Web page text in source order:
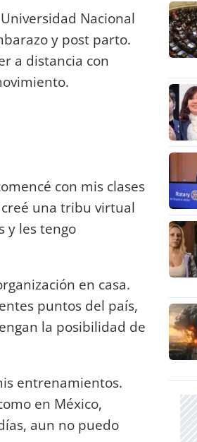
Nacional
y post parto.
a distancia con
con mis clases
una tribu virtual
y les tengo
en casa.
puntos del país,
la posibilidad de
entrenamientos.
en México,
aun no puedo